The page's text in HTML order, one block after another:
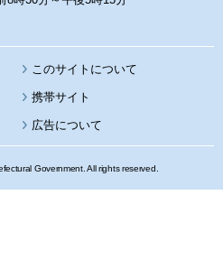
このサイトについて
携帯サイト
広告について
Government. All rights reserved.